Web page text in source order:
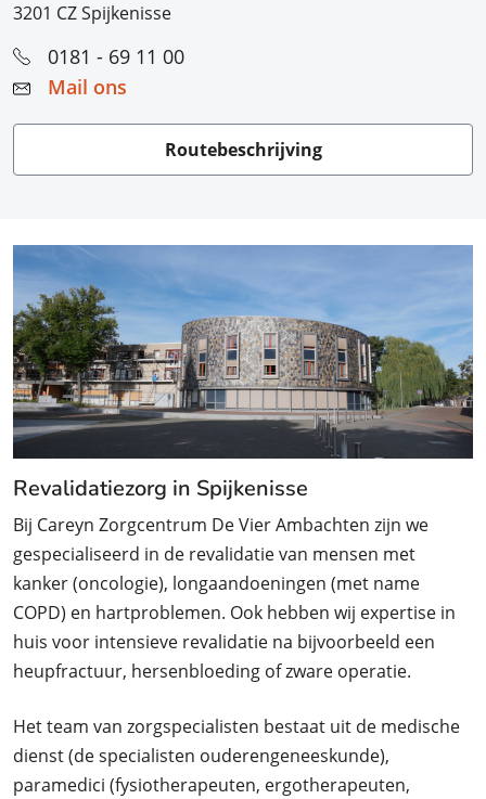
3201 CZ Spijkenisse
0181 - 69 11 00
Mail ons
Routebeschrijving
Revalidatiezorg in Spijkenisse
Bij Careyn Zorgcentrum De Vier Ambachten zijn we
gespecialiseerd in de revalidatie van mensen met
kanker (oncologie), longaandoeningen (met name
COPD) en hartproblemen. Ook hebben wij expertise in
huis voor intensieve revalidatie na bijvoorbeeld een
heupfractuur, hersenbloeding of zware operatie.
Het team van zorgspecialisten bestaat uit de medische
dienst (de specialisten ouderengeneeskunde),
paramedici (fysiotherapeuten, ergotherapeuten,